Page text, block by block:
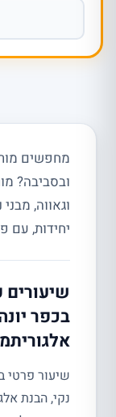
מחפשים
ובסביבה?
יחידות, עם
בכפר
שיעור
נקי, הבנת